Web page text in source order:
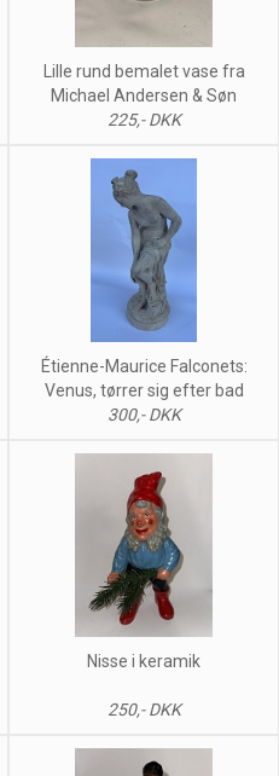
Lille rund bemalet vase fra
Michael Andersen & Søn
225,- DKK
Étienne-Maurice Falconets:
Venus, tørrer sig efter bad
300,- DKK
Nisse i keramik
250,- DKK